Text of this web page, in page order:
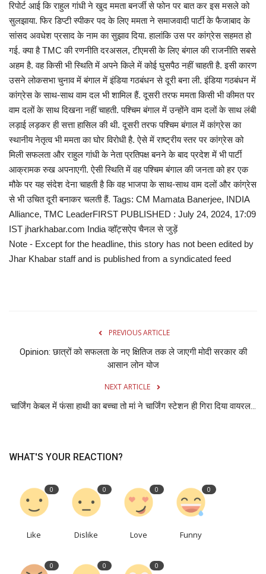
रिपोर्ट आई कि राहुल गांधी ने खुद ममता बनर्जी से फोन पर बात कर इस मसले को
सुलझाया. फिर डिप्टी स्पीकर पद के लिए ममता ने समाजवादी पार्टी के फैजाबाद के
सांसद अवधेश प्रसाद के नाम का सुझाव दिया. हालांकि उस पर कांग्रेस सहमत हो
गई. क्या है TMC की रणनीति दरअसल, टीएमसी के लिए बंगाल की राजनीति सबसे
अहम है. वह किसी भी स्थिति में अपने किले में कोई घुसपैठ नहीं चाहती है. इसी कारण
उसने लोकसभा चुनाव में बंगाल में इंडिया गठबंधन से दूरी बना ली. इंडिया गठबंधन में
कांग्रेस के साथ-साथ वाम दल भी शामिल हैं. दूसरी तरफ ममता किसी भी कीमत पर
वाम दलों के साथ दिखना नहीं चाहती. पश्चिम बंगाल में उन्होंने वाम दलों के साथ लंबी
लड़ाई लड़कर ही सत्ता हासिल की थी. दूसरी तरफ पश्चिम बंगाल में कांग्रेस का
स्थानीय नेतृत्व भी ममता का घोर विरोधी है. ऐसे में राष्ट्रीय स्तर पर कांग्रेस को
मिली सफलता और राहुल गांधी के नेता प्रतिपक्ष बनने के बाद प्रदेश में भी पार्टी
आक्रामक रुख अपनाएगी. ऐसी स्थिति में वह पश्चिम बंगाल की जनता को हर एक
मौके पर यह संदेश देना चाहती है कि वह भाजपा के साथ-साथ वाम दलों और कांग्रेस
से भी उचित दूरी बनाकर चलती हैं. Tags: CM Mamata Banerjee, INDIA
Alliance, TMC LeaderFIRST PUBLISHED : July 24, 2024, 17:09
IST jharkhabar.com India व्हॉट्सऐप चैनल से जुड़ें
Note - Except for the headline, this story has not been edited by
Jhar Khabar staff and is published from a syndicated feed
PREVIOUS ARTICLE
Opinion: छात्रों को सफलता के नए क्षितिज तक ले जाएगी मोदी सरकार की
आसान लोन योज
NEXT ARTICLE
चार्जिंग केबल में फंसा हाथी का बच्चा तो मां ने चार्जिंग स्टेशन ही गिरा दिया वायरल...
WHAT'S YOUR REACTION?
0
Like
0
Dislike
0
Love
0
Funny
0 0 0